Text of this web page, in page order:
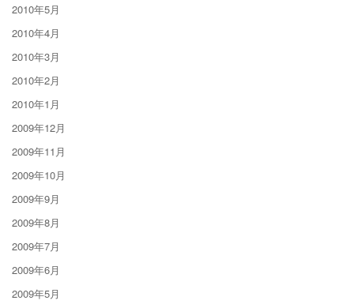
2010年5月
2010年4月
2010年3月
2010年2月
2010年1月
2009年12月
2009年11月
2009年10月
2009年9月
2009年8月
2009年7月
2009年6月
2009年5月